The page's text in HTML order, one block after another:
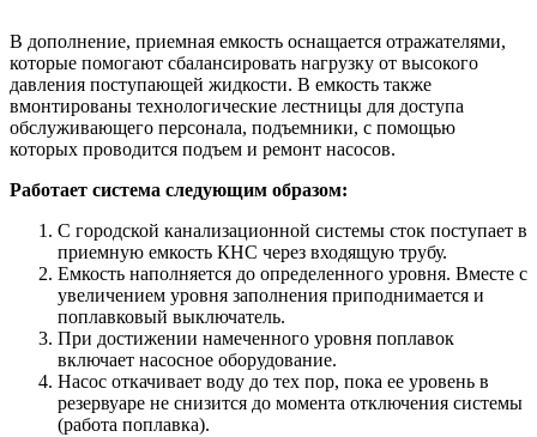
В дополнение, приемная емкость оснащается отражателями,
которые помогают сбалансировать нагрузку от высокого
давления поступающей жидкости. В емкость также
вмонтированы технологические лестницы для доступа
обслуживающего персонала, подъемники, с помощью
которых проводится подъем и ремонт насосов.
Работает система следующим образом:
С городской канализационной системы сток поступает в
приемную емкость КНС через входящую трубу.
Емкость наполняется до определенного уровня. Вместе с
увеличением уровня заполнения приподнимается и
поплавковый выключатель.
При достижении намеченного уровня поплавок
включает насосное оборудование.
Насос откачивает воду до тех пор, пока ее уровень в
резервуаре не снизится до момента отключения системы
(работа поплавка).